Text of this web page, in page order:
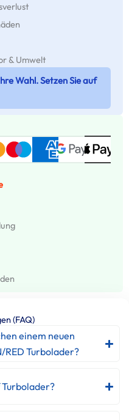
& Umwelt
Wahl. Setzen Sie auf
(FAQ)
einem neuen
RED Turbolader?